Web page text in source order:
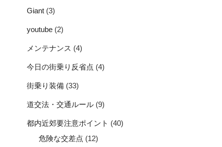
Giant (3)
youtube (2)
メンテナンス (4)
今日の街乗り反省点 (4)
街乗り装備 (33)
道交法・交通ルール (9)
都内近郊要注意ポイント (40)
危険な交差点 (12)